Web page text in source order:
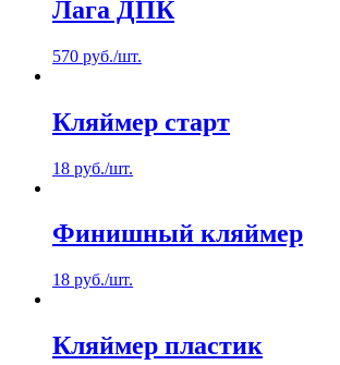
Лага ДПК
570 руб./шт.
Кляймер старт
18 руб./шт.
Финишный кляймер
18 руб./шт.
Кляймер пластик